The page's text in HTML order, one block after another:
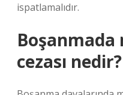
ispatlamalıdır.
Boşanmada
cezası nedir?